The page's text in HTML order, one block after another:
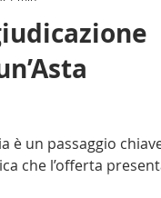
che l’offerta